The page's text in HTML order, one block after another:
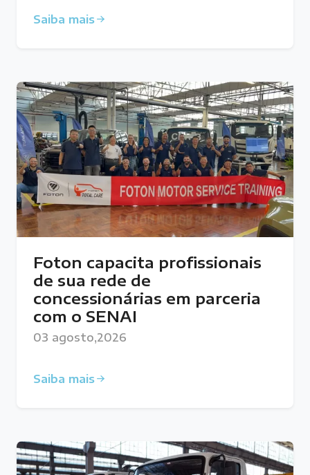
Saiba mais
Foton capacita profissionais
de sua rede de
concessionárias em parceria
com o SENAI
03 agosto,2026
Saiba mais